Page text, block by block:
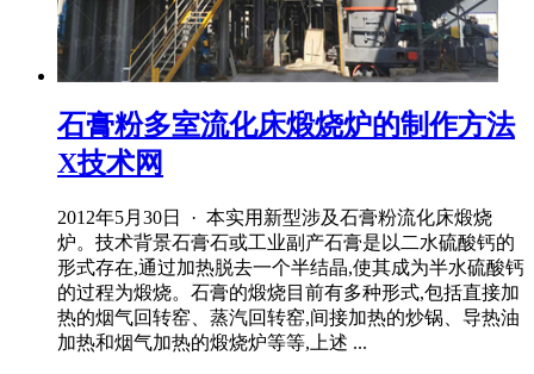
石膏粉多室流化床煅烧炉的制作方法
X技术网
2012年5月30日 · 本实用新型涉及石膏粉流化床煅烧
炉。技术背景石膏石或工业副产石膏是以二水硫酸钙的
形式存在,通过加热脱去一个半结晶,使其成为半水硫酸钙
的过程为煅烧。石膏的煅烧目前有多种形式,包括直接加
热的烟气回转窑、蒸汽回转窑,间接加热的炒锅、导热油
加热和烟气加热的煅烧炉等等,上述 ...